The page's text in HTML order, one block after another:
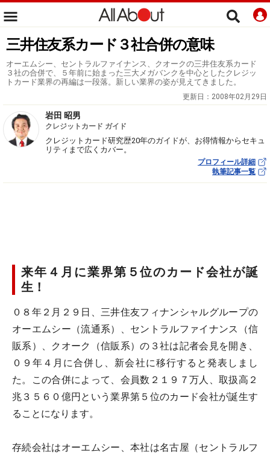
三井住友系カード３社合併の意味
オーエムシー、セントラルファイナンス、クオークの三井住友系カード
３社の合併で、５年前に始まった三大メガバンクを中心としたクレジッ
トカード業界の再編は一段落。新しい業界の姿が見えてきました。
更新日： 2008年02月29日
岩田 昭男
クレジットカード ガイド
クレジットカード研究歴20年のガイドが、お得情報からセキュ
リティまで広くカバー。
プロフィール詳細
執筆記事一覧
来年４月に業界第５位のカード会社が誕
生！
０８年２月２９日、三井住友フィナンシャルグループの
オーエムシー（流通系）、セントラルファイナンス（信
販系）、クオーク（信販系）の３社は記者会見を開き、
０９年４月に合併し、新会社に移行すると発表しまし
た。この合併によって、会員数２１９７万人、取扱高２
兆３５６０億円という業界第５位のカード会社が誕生す
ることになります。
存続会社はオーエムシー、本社は名古屋（セントラルフ